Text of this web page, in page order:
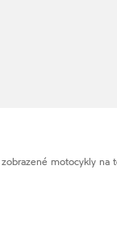
motocykly